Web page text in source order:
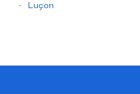
Luçon